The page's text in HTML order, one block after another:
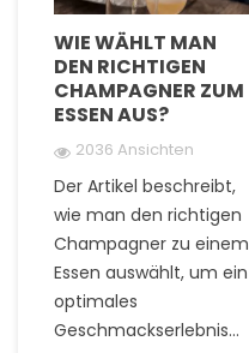
WIE WÄHLT MAN
DEN RICHTIGEN
CHAMPAGNER ZUM
ESSEN AUS?
2036 Ansichten
Der Artikel beschreibt,
wie man den richtigen
Champagner zu einem
Essen auswählt, um ein
optimales
Geschmackserlebnis...